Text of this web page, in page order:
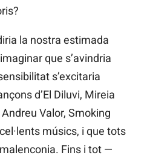
la nostra estimada
que s’avindria
s’excitaria
d’El Diluvi, Mireia
Valor, Smoking
músics, i que tots
Fins i tot —